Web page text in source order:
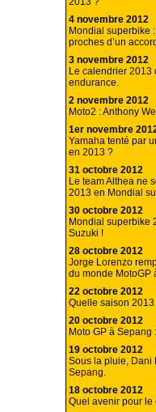
4 novembre 2012
Mondial superbike
proches d’un accord
3 novembre 2012
Le calendrier 2013
endurance.
2 novembre 2012
Moto2 : Anthony
1er novembre
Yamaha tenté par
en 2013 ?
31 octobre 2012
Le team Althea ne
2013 en Mondial
30 octobre 2012
Mondial superbike
Suzuki !
28 octobre 2012
Jorge Lorenzo
du monde MotoGP
22 octobre 2012
Quelle saison
20 octobre 2012
Moto GP à
19 octobre 2012
Sous la pluie, Dani
Sepang.
18 octobre 2012
Quel avenir pour le